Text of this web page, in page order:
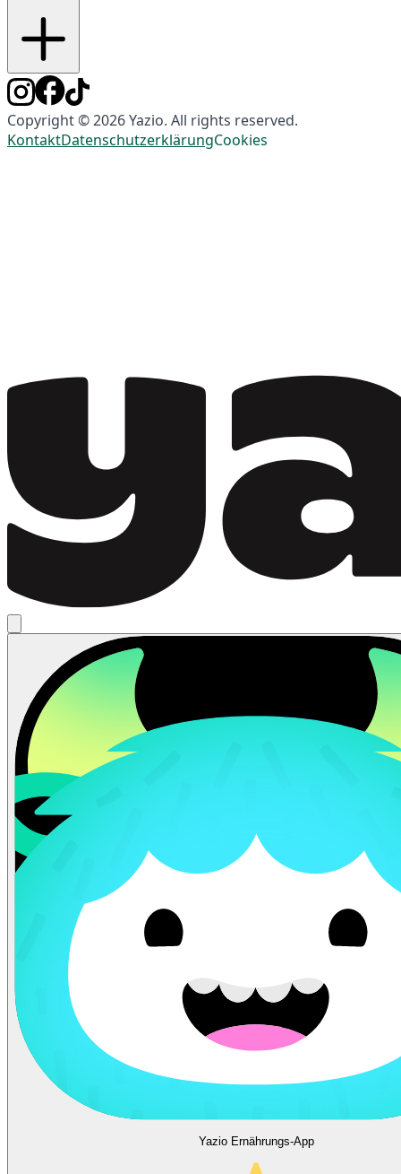
Copyright © 2026 Yazio. All rights reserved.
KontaktDatenschutzerklärungCookies
Yazio Ernährungs-App